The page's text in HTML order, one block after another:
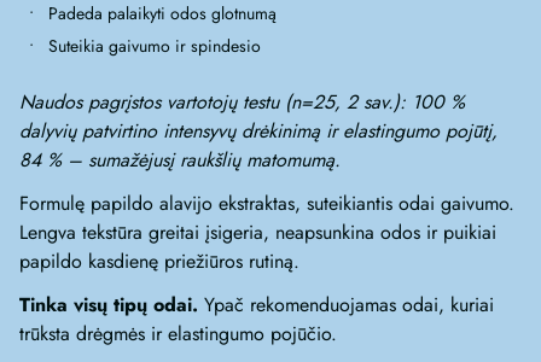
Padeda palaikyti odos glotnumą
Suteikia gaivumo ir spindesio
Naudos pagrįstos vartotojų testu (n=25, 2 sav.): 100 %
dalyvių patvirtino intensyvų drėkinimą ir elastingumo pojūtį,
84 % – sumažėjusį raukšlių matomumą.
Formulę papildo alavijo ekstraktas, suteikiantis odai gaivumo.
Lengva tekstūra greitai įsigeria, neapsunkina odos ir puikiai
papildo kasdienę priežiūros rutiną.
Tinka visų tipų odai. Ypač rekomenduojamas odai, kuriai
trūksta drėgmės ir elastingumo pojūčio.